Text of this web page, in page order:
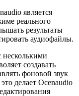
является
реального
результаты
аудиофайлы.
несколькими
создавать
фоновой звук
делает Ocenaudio